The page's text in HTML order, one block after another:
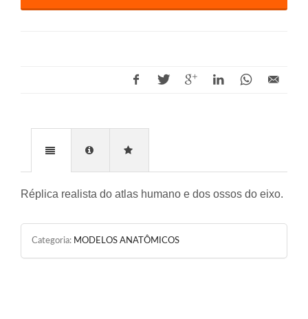
Réplica realista do atlas humano e dos ossos do eixo.
Categoria: MODELOS ANATÔMICOS